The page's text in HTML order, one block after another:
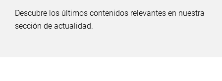
Descubre los últimos contenidos relevantes en nuestra
sección de actualidad.